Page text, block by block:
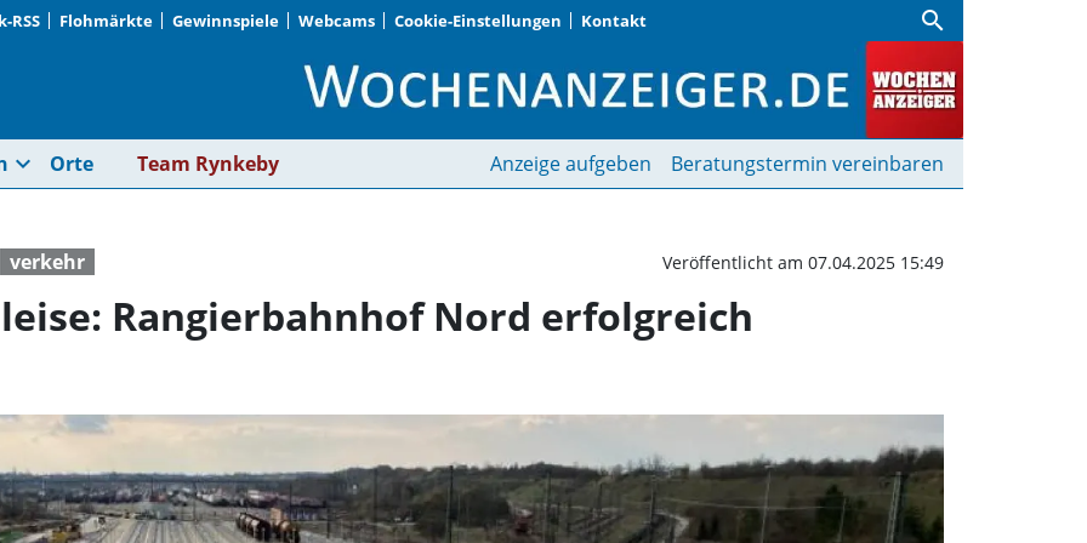
RSS Flohmärkte Gewinnspiele Webcams Cookie-Einstellungen Kontakt search
6,4 Kilometer neue Gleise: Rangierbahnhof
expand_more Orte Team Rynkeby Anzeige aufgeben Beratungstermin vereinbaren
verkehr Veröffentlicht am 07.04.2025 15:49
Rangierbahnhof Nord erfolgreich